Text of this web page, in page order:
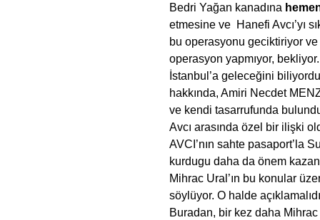
Bedri Yağan kanadına
etmesine ve Hanefi Avcı’yı
bu operasyonu geciktiriyor
operasyon yapmıyor,
İstanbul’a geleceğini
hakkında, Amiri Necdet
ve kendi tasarrufunda
Avcı arasında özel bir ilişki
AVCI’nın sahte pasaport’la
kurdugu daha da önem
Mihrac Ural’ın bu konular
söylüyor. O halde
Buradan, bir kez daha